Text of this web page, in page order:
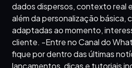
dados dispersos, contexto real
além da personalização básica,
adaptadas ao momento,
cliente. -Entre no Canal do
fique por dentro das últimas
lançamentos, dicas e tutoriais